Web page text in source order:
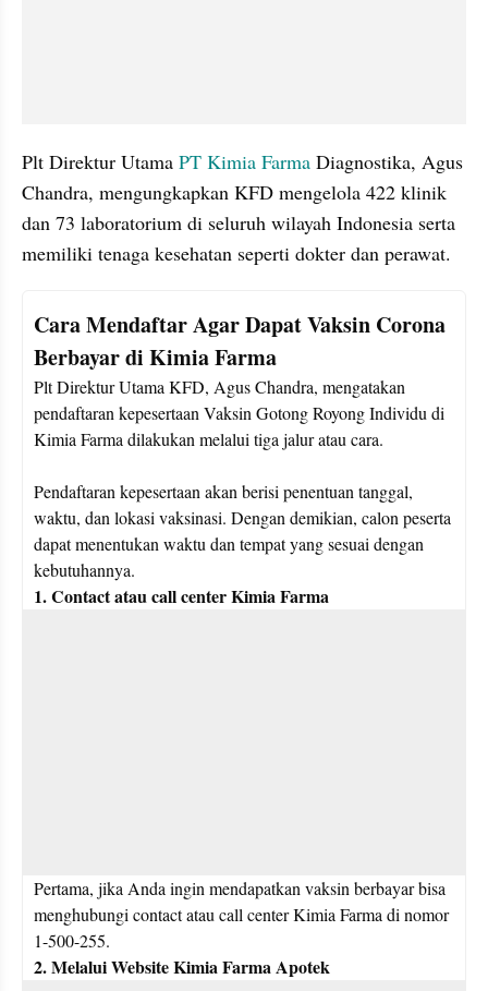
Plt Direktur Utama PT Kimia Farma Diagnostika, Agus
Chandra, mengungkapkan KFD mengelola 422 klinik
dan 73 laboratorium di seluruh wilayah Indonesia serta
memiliki tenaga kesehatan seperti dokter dan perawat.
Cara Mendaftar Agar Dapat Vaksin Corona
Berbayar di Kimia Farma
Plt Direktur Utama KFD, Agus Chandra, mengatakan
pendaftaran kepesertaan Vaksin Gotong Royong Individu di
Kimia Farma dilakukan melalui tiga jalur atau cara.
Pendaftaran kepesertaan akan berisi penentuan tanggal,
waktu, dan lokasi vaksinasi. Dengan demikian, calon peserta
dapat menentukan waktu dan tempat yang sesuai dengan
kebutuhannya.
1. Contact atau call center Kimia Farma
Pertama, jika Anda ingin mendapatkan vaksin berbayar bisa
menghubungi contact atau call center Kimia Farma di nomor
1-500-255.
2. Melalui Website Kimia Farma Apotek